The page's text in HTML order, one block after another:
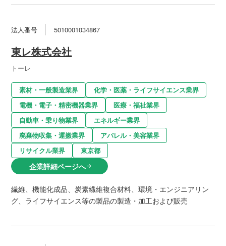
法人番号 5010001034867
東レ株式会社
トーレ
素材・一般製造業界
化学・医薬・ライフサイエンス業界
電機・電子・精密機器業界
医療・福祉業界
自動車・乗り物業界
エネルギー業界
廃棄物収集・運搬業界
アパレル・美容業界
リサイクル業界
東京都
企業詳細ページへarrow_right_alt
繊維、機能化成品、炭素繊維複合材料、環境・エンジニアリン
グ、ライフサイエンス等の製品の製造・加工および販売